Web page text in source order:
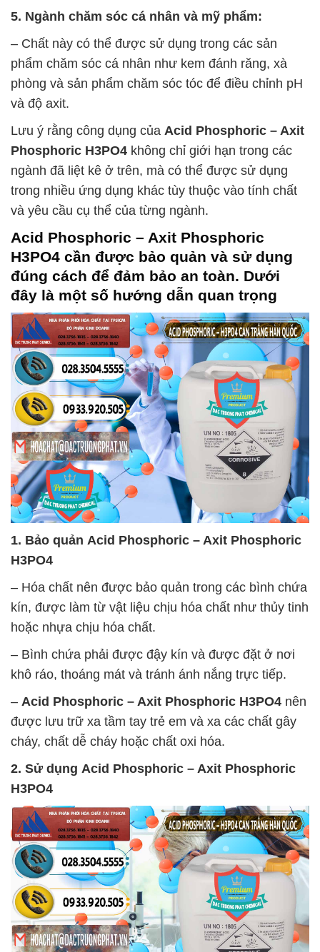
5. Ngành chăm sóc cá nhân và mỹ phẩm:
– Chất này có thể được sử dụng trong các sản
phẩm chăm sóc cá nhân như kem đánh răng, xà
phòng và sản phẩm chăm sóc tóc để điều chỉnh pH
và độ axit.
Lưu ý rằng công dụng của Acid Phosphoric – Axit
Phosphoric H3PO4 không chỉ giới hạn trong các
ngành đã liệt kê ở trên, mà có thể được sử dụng
trong nhiều ứng dụng khác tùy thuộc vào tính chất
và yêu cầu cụ thể của từng ngành.
Acid Phosphoric – Axit Phosphoric
H3PO4 cần được bảo quản và sử dụng
đúng cách để đảm bảo an toàn. Dưới
đây là một số hướng dẫn quan trọng
1. Bảo quản Acid Phosphoric – Axit Phosphoric
H3PO4
– Hóa chất nên được bảo quản trong các bình chứa
kín, được làm từ vật liệu chịu hóa chất như thủy tinh
hoặc nhựa chịu hóa chất.
– Bình chứa phải được đậy kín và được đặt ở nơi
khô ráo, thoáng mát và tránh ánh nắng trực tiếp.
– Acid Phosphoric – Axit Phosphoric H3PO4 nên
được lưu trữ xa tầm tay trẻ em và xa các chất gây
cháy, chất dễ cháy hoặc chất oxi hóa.
2. Sử dụng Acid Phosphoric – Axit Phosphoric
H3PO4